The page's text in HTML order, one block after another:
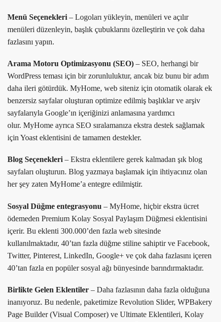
Menü Seçenekleri – Logoları yükleyin, menüleri ve açılır
menüleri düzenleyin, başlık çubuklarını özelleştirin ve çok daha
fazlasını yapın.
Arama Motoru Optimizasyonu (SEO) – SEO, herhangi bir
WordPress teması için bir zorunluluktur, ancak biz bunu bir adım
daha ileri götürdük. MyHome, web siteniz için otomatik olarak ek
benzersiz sayfalar oluşturan optimize edilmiş başlıklar ve arşiv
sayfalarıyla Google’ın içeriğinizi anlamasına yardımcı
olur. MyHome ayrıca SEO sıralamanıza ekstra destek sağlamak
için Yoast eklentisini de tamamen destekler.
Blog Seçenekleri– Ekstra eklentilere gerek kalmadan şık blog
sayfaları oluşturun. Blog yazmaya başlamak için ihtiyacınız olan
her şey zaten MyHome’a ​​entegre edilmiştir.
Sosyal Düğme entegrasyonu – MyHome, hiçbir ekstra ücret
ödemeden Premium Kolay Sosyal Paylaşım Düğmesi eklentisini
içerir. Bu eklenti 300.000’den fazla web sitesinde
kullanılmaktadır, 40’tan fazla düğme stiline sahiptir ve Facebook,
Twitter, Pinterest, LinkedIn, Google+ ve çok daha fazlasını içeren
40’tan fazla en popüler sosyal ağı bünyesinde barındırmaktadır.
Birlikte Gelen Eklentiler – Daha fazlasının daha fazla olduğuna
inanıyoruz. Bu nedenle, paketimize Revolution Slider, WPBakery
Page Builder (Visual Composer) ve Ultimate Eklentileri, Kolay